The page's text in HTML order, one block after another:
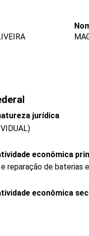
jurídica
econômica
reparação de baterias
econômica